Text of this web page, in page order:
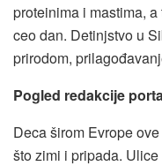
proteinima i mastima,
ceo dan. Detinjstvo u
prirodom,
Pogled redakcije
Deca širom Evrope
što zimi i pripada.